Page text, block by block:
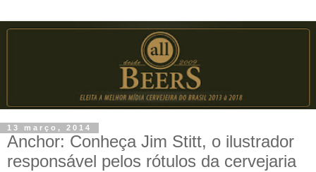
13 março, 2014
Anchor: Conheça Jim Stitt, o ilustrador
responsável pelos rótulos da cervejaria